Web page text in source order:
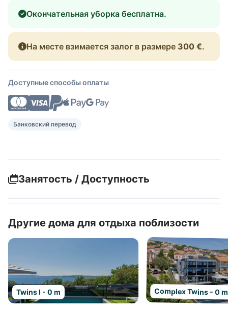
Окончательная уборка бесплатна.
На месте взимается залог в размере 300 €.
Доступные способы оплаты
Банковский перевод
Занятость / Доступность
Другие дома для отдыха поблизости
Twins I - 0 m Complex Twins - 0 m